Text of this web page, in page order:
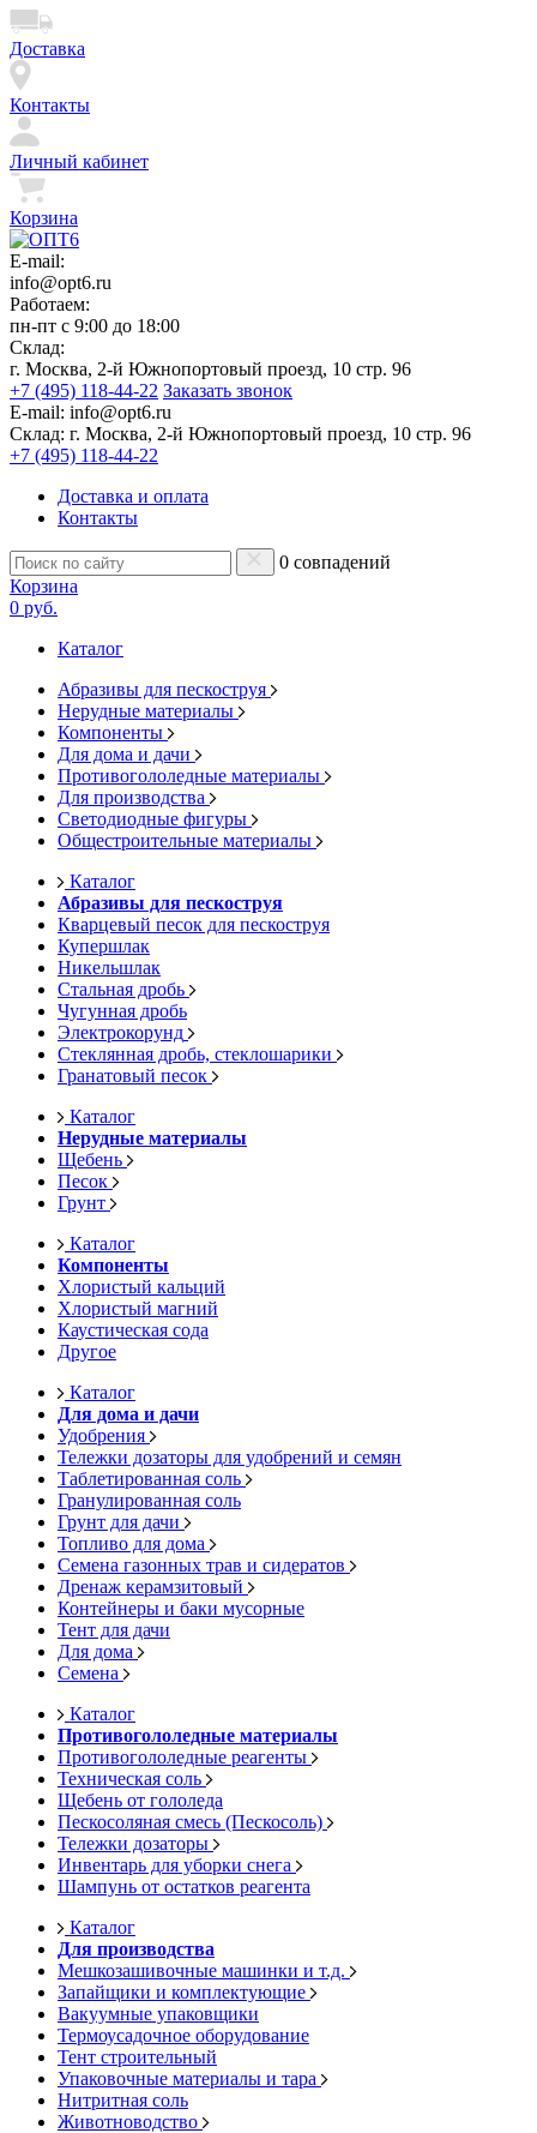
Доставка
Контакты
Личный кабинет
Корзина
E-mail:
info@opt6.ru
Работаем:
пн-пт с 9:00 до 18:00
Склад:
г. Москва, 2-й Южнопортовый проезд, 10 стр. 96
+7 (495) 118-44-22 Заказать звонок
E-mail: info@opt6.ru
Склад: г. Москва, 2-й Южнопортовый проезд, 10 стр. 96
+7 (495) 118-44-22
Доставка и оплата
Контакты
0 совпадений
Корзина
0 руб.
Каталог
Абразивы для пескоструя
Нерудные материалы
Компоненты
Для дома и дачи
Противогололедные материалы
Для производства
Светодиодные фигуры
Общестроительные материалы
Каталог
Абразивы для пескоструя
Кварцевый песок для пескоструя
Купершлак
Никельшлак
Стальная дробь
Чугунная дробь
Электрокорунд
Стеклянная дробь, стеклошарики
Гранатовый песок
Каталог
Нерудные материалы
Щебень
Песок
Грунт
Каталог
Компоненты
Хлористый кальций
Хлористый магний
Каустическая сода
Другое
Каталог
Для дома и дачи
Удобрения
Тележки дозаторы для удобрений и семян
Таблетированная соль
Гранулированная соль
Грунт для дачи
Топливо для дома
Семена газонных трав и сидератов
Дренаж керамзитовый
Контейнеры и баки мусорные
Тент для дачи
Для дома
Семена
Каталог
Противогололедные материалы
Противогололедные реагенты
Техническая соль
Щебень от гололеда
Пескосоляная смесь (Пескосоль)
Тележки дозаторы
Инвентарь для уборки снега
Шампунь от остатков реагента
Каталог
Для производства
Мешкозашивочные машинки и т.д.
Запайщики и комплектующие
Вакуумные упаковщики
Термоусадочное оборудование
Тент строительный
Упаковочные материалы и тара
Нитритная соль
Животноводство